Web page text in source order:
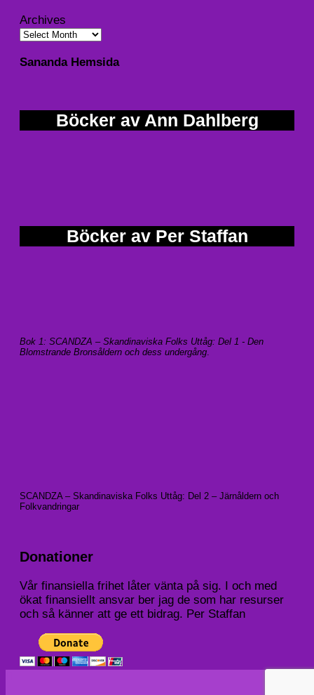
Archives
Sananda Hemsida
Böcker av Ann Dahlberg
Böcker av Per Staffan
Bok 1: SCANDZA – Skandinaviska Folks Uttåg: Del 1 - Den
Blomstrande Bronsåldern och dess undergång.
SCANDZA – Skandinaviska Folks Uttåg: Del 2 – Järnåldern och
Folkvandringar
Donationer
Vår finansiella frihet låter vänta på sig. I och med
ökat finansiellt ansvar ber jag de som har resurser
och så känner att ge ett bidrag. Per Staffan